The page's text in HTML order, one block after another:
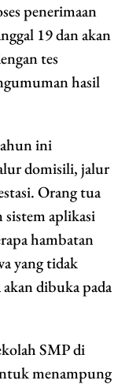
penerimaan
19 dan akan
tes
hasil
ini
domisili, jalur
Orang tua
sistem aplikasi
hambatan
yang tidak
dibuka pada
SMP di
menampung